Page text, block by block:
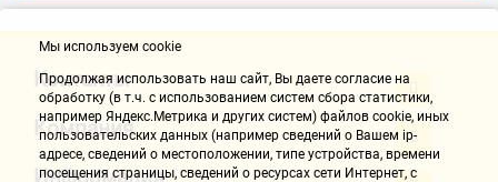
Контакты
Компания
Мы используем cookie
Продолжая использовать наш cайт, Вы даете согласие на
обработку (в т.ч. с использованием систем сбора статистики,
например Яндекс.Метрика и других систем) файлов cookie, иных
пользовательских данных (например сведений о Вашем ip-
адресе, сведений о местоположении, типе устройства, времени
посещения страницы, сведений о ресурсах сети Интернет, с